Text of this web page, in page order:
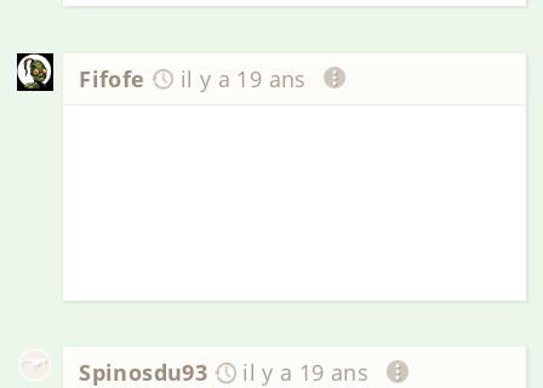
Fifofe il y a 19 ans
Spinosdu93 il y a 19 ans